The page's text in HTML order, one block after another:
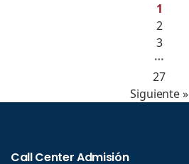
1
2
3
…
27
Siguiente »